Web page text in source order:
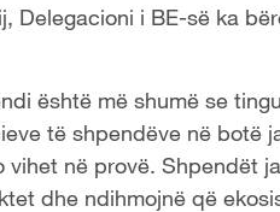
Delegacioni i BE-së ka
është më shumë se
të shpendëve në botë
vihet në provë. Shpendët
dhe ndihmojnë që